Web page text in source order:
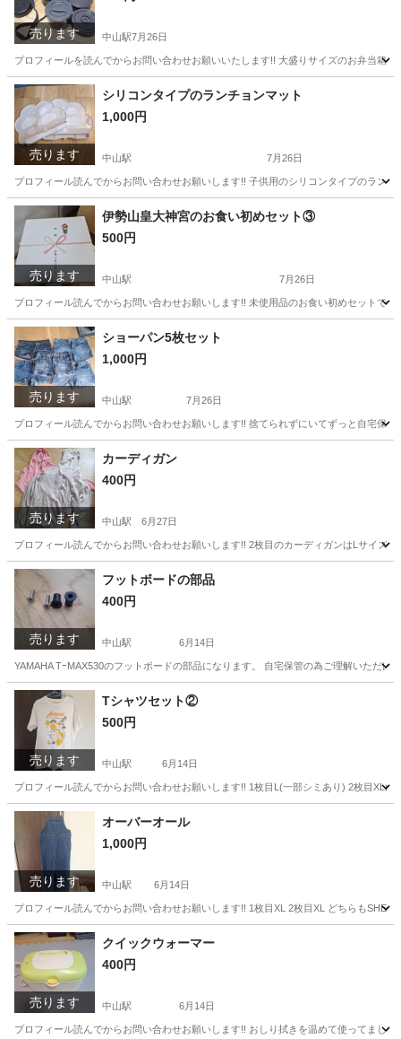
売ります 中山駅7月26日
プロフィールを読んでからお問い合わせお願いいたします!! 大盛りサイズのお弁当箱
神奈川 横浜市 中山駅 その他
売ります
シリコンタイプのランチョンマット
1,000円
中山駅 7月26日
プロフィール読んでからお問い合わせお願いします!! 子供用のシリコンタイプのラン
神奈川 横浜市 中山駅 キッズ用品 ランチョンマット
売ります
伊勢山皇大神宮のお食い初めセット③
500円
中山駅 7月26日
プロフィール読んでからお問い合わせお願いします!! 未使用品のお食い初めセットで
神奈川 横浜市 中山駅 年中行事用品
売ります
ショーパン5枚セット
1,000円
中山駅 7月26日
プロフィール読んでからお問い合わせお願いします!! 捨てられずにいてずっと自宅保
神奈川 横浜市 中山駅
売ります
カーディガン
400円
中山駅 6月27日
プロフィール読んでからお問い合わせお願いします!! 2枚目のカーディガンはLサイズ
神奈川 横浜市 中山駅 カーディガン
売ります
フットボードの部品
400円
中山駅 6月14日
YAMAHA TｰMAX530のフットボードの部品になります。 自宅保管の為ご理解いただ
神奈川 横浜市 中山駅 ヤマハ
売ります
Tシャツセット②
500円
中山駅 6月14日
プロフィール読んでからお問い合わせお願いします!! 1枚目L(一部シミあり) 2枚目XL(
神奈川 横浜市 中山駅
売ります
オーバーオール
1,000円
中山駅 6月14日
プロフィール読んでからお問い合わせお願いします!! 1枚目XL 2枚目XL どちらも
神奈川 横浜市 中山駅
売ります
クイックウォーマー
400円
中山駅 6月14日
プロフィール読んでからお問い合わせお願いします!! おしり拭きを温めて使ってまし